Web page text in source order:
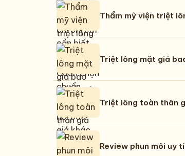
Thẩm mỹ viện triệt
Triệt lông mặt giá
Triệt lông toàn thân
Review phun môi uy